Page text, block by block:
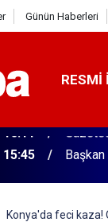
Günün Haberleri
RESMI
15:45
Konya'da feci kaza!